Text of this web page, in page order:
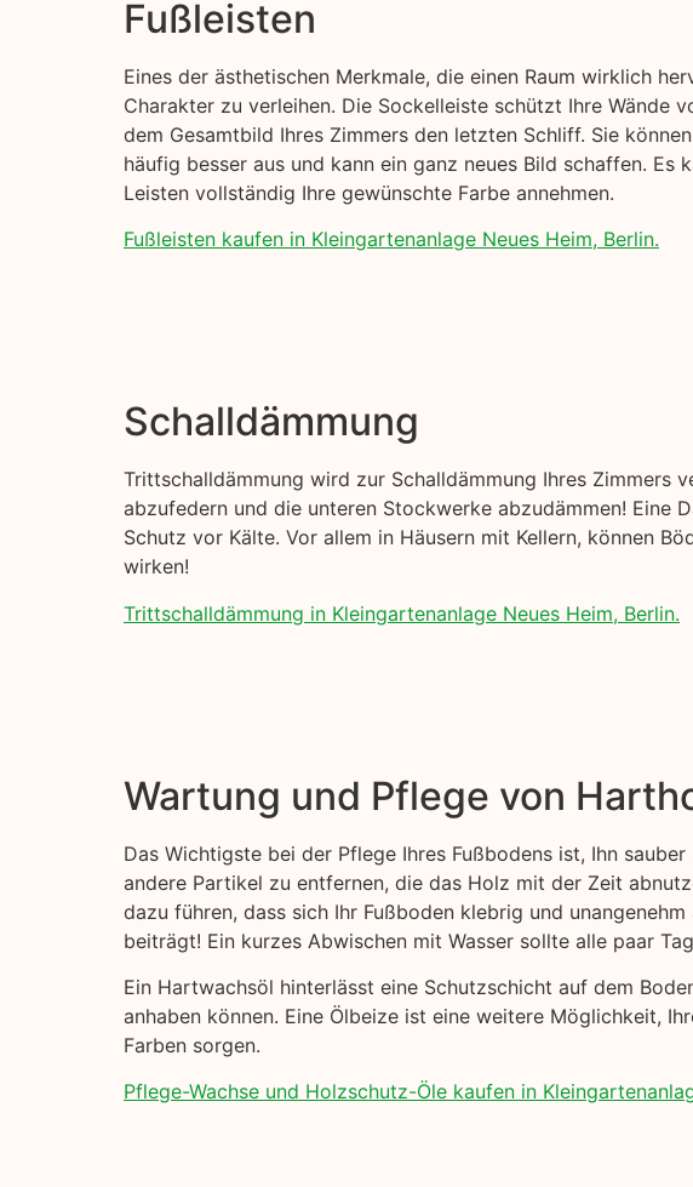
Fußleisten
Eines der ästhetischen Merkmale, die einen Raum wirklich
Charakter zu verleihen. Die Sockelleiste schützt Ihre Wände
dem Gesamtbild Ihres Zimmers den letzten Schliff. Sie
häufig besser aus und kann ein ganz neues Bild schaffen.
Leisten vollständig Ihre gewünschte Farbe annehmen.
Fußleisten kaufen in Kleingartenanlage Neues Heim, Berlin.
Schalldämmung
Trittschalldämmung wird zur Schalldämmung Ihres Zimmers
abzufedern und die unteren Stockwerke abzudämmen! Eine
Schutz vor Kälte. Vor allem in Häusern mit Kellern, können
wirken!
Trittschalldämmung in Kleingartenanlage Neues Heim, Berlin.
Wartung und Pflege von
Das Wichtigste bei der Pflege Ihres Fußbodens ist, Ihn
andere Partikel zu entfernen, die das Holz mit der Zeit
dazu führen, dass sich Ihr Fußboden klebrig und
beiträgt! Ein kurzes Abwischen mit Wasser sollte alle paar
Ein Hartwachsöl hinterlässt eine Schutzschicht auf dem
anhaben können. Eine Ölbeize ist eine weitere Möglichkeit,
Farben sorgen.
Pflege-Wachse und Holzschutz-Öle kaufen in